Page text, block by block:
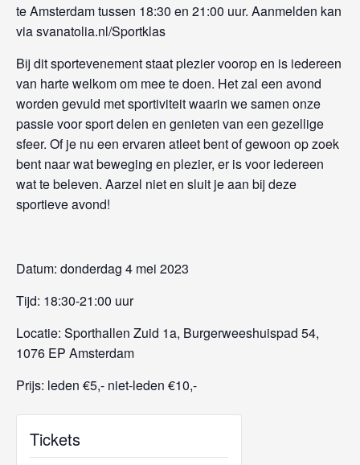
te Amsterdam tussen 18:30 en 21:00 uur. Aanmelden kan
via svanatolia.nl/Sportklas
Bij dit sportevenement staat plezier voorop en is iedereen
van harte welkom om mee te doen. Het zal een avond
worden gevuld met sportiviteit waarin we samen onze
passie voor sport delen en genieten van een gezellige
sfeer. Of je nu een ervaren atleet bent of gewoon op zoek
bent naar wat beweging en plezier, er is voor iedereen
wat te beleven. Aarzel niet en sluit je aan bij deze
sportieve avond!
Datum: donderdag 4 mei 2023
Tijd: 18:30-21:00 uur
Locatie: Sporthallen Zuid 1a, Burgerweeshuispad 54,
1076 EP Amsterdam
Prijs: leden €5,- niet-leden €10,-
Tickets